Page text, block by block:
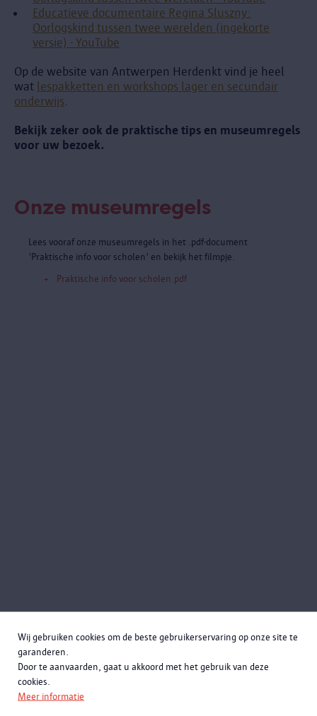
Wij gebruiken cookies om de beste gebruikerservaring op onze site te
garanderen.
Door te aanvaarden, gaat u akkoord met het gebruik van deze
cookies.
Meer informatie
Educatieve documentaire Regina Sluszny:
Oorlogskind tussen twee werelden (ingekorte
versie) - YouTube
Op de website van Antwerpen Herdenkt vind je heel
wat lespakketten en workshops lager en secundair
onderwijs.
Bekijk zeker ook de praktische tips en museumregels
voor uw bezoek.
Onze museumregels
Lees vooraf onze museumregels in het .pdf-document
'Praktische info voor scholen' en bekijk het filmpje.
Praktische info voor scholen.pdf
Prijs
Prijs per gids (max. 15 leerlingen per gids, max. 2
groepen tegelijkertijd): € 95 + € 5
administratiekost